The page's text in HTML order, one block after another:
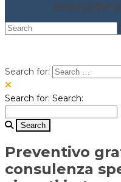
Decreto DM
Search for:
Search for: Search:
Preventivo
consulenza